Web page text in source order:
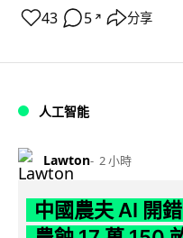
43 5 ↗ 分享
人工智能
Lawton 2 小時
中國農夫 AI 開